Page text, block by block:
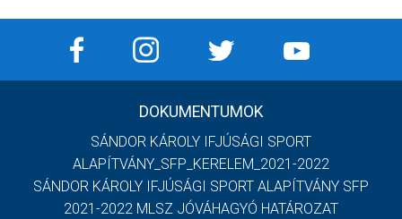
DOKUMENTUMOK
SÁNDOR KÁROLY IFJÚSÁGI SPORT
ALAPÍTVÁNY_SFP_KERELEM_2021-2022
SÁNDOR KÁROLY IFJÚSÁGI SPORT ALAPÍTVÁNY SFP
2021-2022 MLSZ JÓVÁHAGYÓ HATÁROZAT